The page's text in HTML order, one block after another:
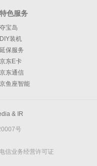
特色服务
夺宝岛
DIY装机
延保服务
京东E卡
京东通信
京鱼座智能
& IR
号
信业务经营许可证